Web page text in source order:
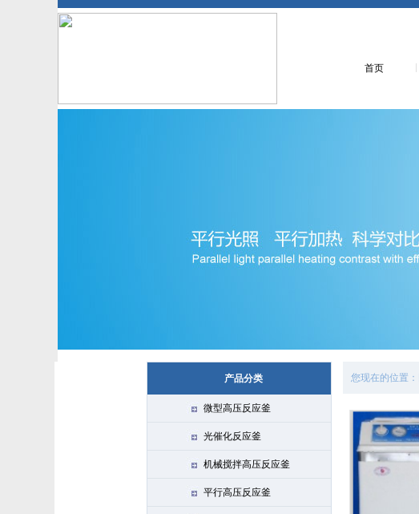
首页
产品分类
微型高压反应釜
光催化反应釜
机械搅拌高压反应釜
平行高压反应釜
您现在的位置：